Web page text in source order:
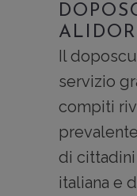
Il
servizio
compiti
di
italiana e